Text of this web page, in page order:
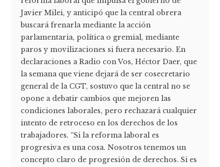
Javier Milei, y anticipó que la central obrera
buscará frenarla mediante la acción
parlamentaria, política o gremial, mediante
paros y movilizaciones si fuera necesario. En
declaraciones a Radio con Vos, Héctor Daer, que
la semana que viene dejará de ser cosecretario
general de la CGT, sostuvo que la central no se
opone a debatir cambios que mejoren las
condiciones laborales, pero rechazará cualquier
intento de retroceso en los derechos de los
trabajadores. “Si la reforma laboral es
progresiva es una cosa. Nosotros tenemos un
concepto claro de progresión de derechos. Si es